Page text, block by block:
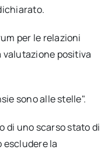
per le relazioni
valutazione positiva
sono alle stelle".
di uno scarso stato di
escludere la